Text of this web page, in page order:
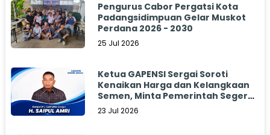
Pengurus Cabor Pergatsi Kota
Padangsidimpuan Gelar Muskot
Perdana 2026 - 2030
25 Jul 2026
Ketua GAPENSI Sergai Soroti
Kenaikan Harga dan Kelangkaan
Semen, Minta Pemerintah Segera
Bertindak
23 Jul 2026